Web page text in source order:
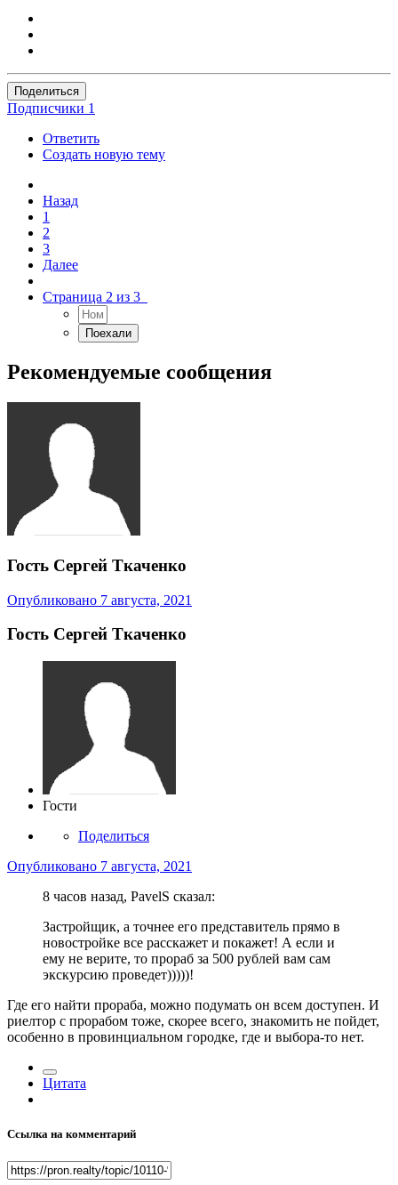
Поделиться
Подписчики 1
Ответить
Создать новую тему
Назад
1
2
3
Далее
Страница 2 из 3
Рекомендуемые сообщения
Гость Сергей Ткаченко
Опубликовано 7 августа, 2021
Гость Сергей Ткаченко
Гости
Поделиться
Опубликовано 7 августа, 2021
8 часов назад, PavelS сказал:
Застройщик, а точнее его представитель прямо в
новостройке все расскажет и покажет! А если и
ему не верите, то прораб за 500 рублей вам сам
экскурсию проведет)))))!
Где его найти прораба, можно подумать он всем доступен. И
риелтор с прорабом тоже, скорее всего, знакомить не пойдет,
особенно в провинциальном городке, где и выбора-то нет.
Цитата
Ссылка на комментарий